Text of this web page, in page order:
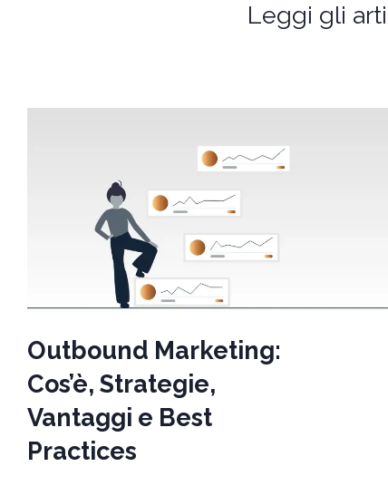
Leggi gli
Outbound Marketing:
Cos’è, Strategie,
Vantaggi e Best
Practices